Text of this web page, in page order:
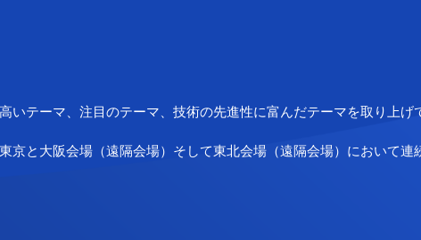
いテーマ、注目のテーマ、技術の先進性に富んだテーマを取り上
と大阪会場（遠隔会場）そして東北会場（遠隔会場）において連